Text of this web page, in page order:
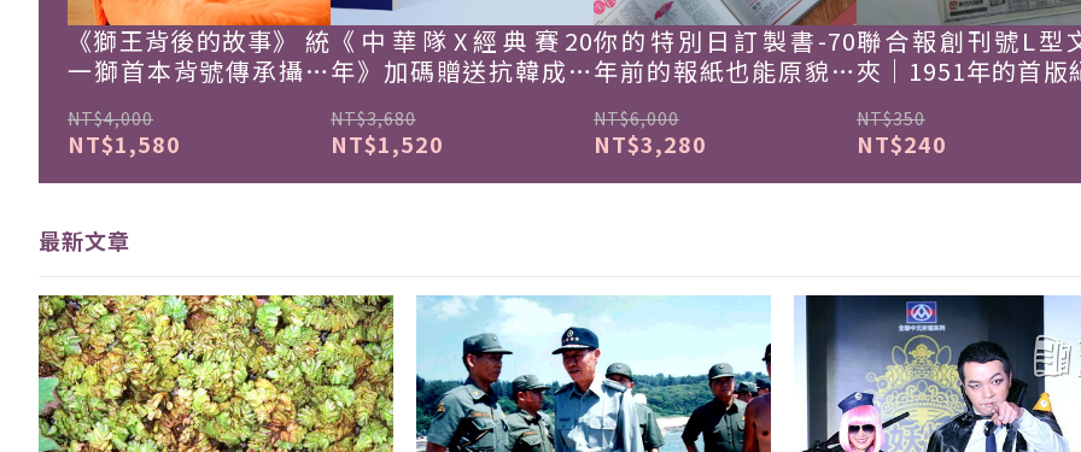
《獅王背後的故事》 統
一獅首本背號傳承攝影
NT$4,000
NT$1,580
《中華隊X經典賽20
年》加碼贈送抗韓成功
NT$3,680
NT$1,520
你的特別日訂製書-70
年前的報紙也能原貌重
NT$6,000
NT$3,280
聯合報創刊號L型
夾｜1951年的首版
NT$350
NT$240
最新文章